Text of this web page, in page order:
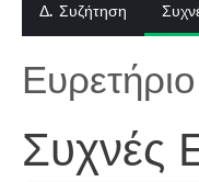
Δ. Συζήτηση
Συχνές